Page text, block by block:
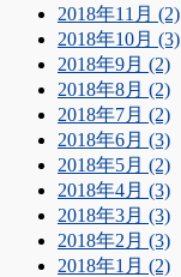
2018年11月 (2)
2018年10月 (3)
2018年9月 (2)
2018年8月 (2)
2018年7月 (2)
2018年6月 (3)
2018年5月 (2)
2018年4月 (3)
2018年3月 (3)
2018年2月 (3)
2018年1月 (2)